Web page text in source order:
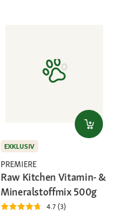
EXKLUSIV
PREMIERE
Raw Kitchen Vitamin- &
Mineralstoffmix 500g
4.7 (3)